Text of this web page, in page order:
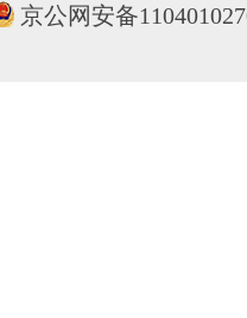
京公网安备